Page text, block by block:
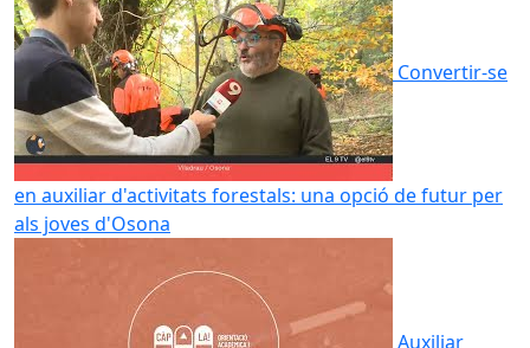
Convertir-se
en auxiliar d'activitats forestals: una opció de futur per
als joves d'Osona
Auxiliar